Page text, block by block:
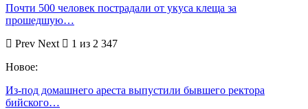
Почти 500 человек пострадали от укуса клеща за
прошедшую…
Prev Next
1 из 2 347
Новое:
Из-под домашнего ареста выпустили бывшего ректора
бийского…